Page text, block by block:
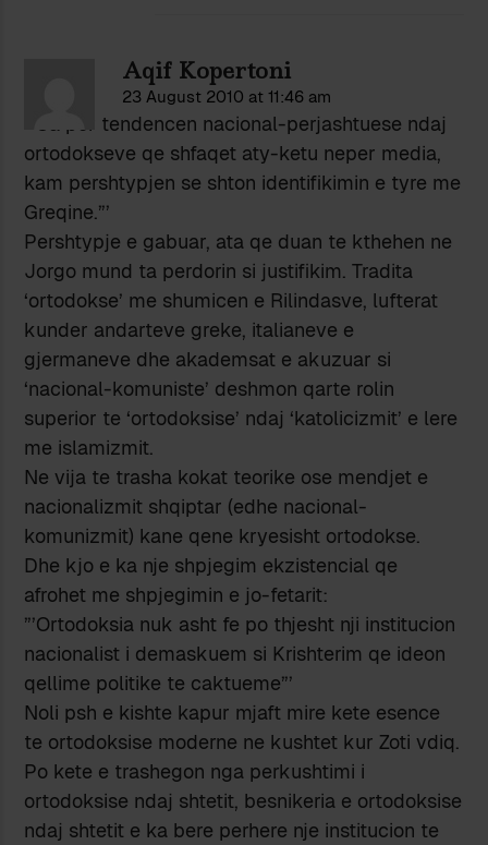
Aqif Kopertoni
23 August 2010 at 11:46 am
”’Sa per tendencen nacional-perjashtuese ndaj
ortodokseve qe shfaqet aty-ketu neper media,
kam pershtypjen se shton identifikimin e tyre me
Greqine.”’
Pershtypje e gabuar, ata qe duan te kthehen ne
Jorgo mund ta perdorin si justifikim. Tradita
‘ortodokse’ me shumicen e Rilindasve, lufterat
kunder andarteve greke, italianeve e
gjermaneve dhe akademsat e akuzuar si
‘nacional-komuniste’ deshmon qarte rolin
superior te ‘ortodoksise’ ndaj ‘katolicizmit’ e lere
me islamizmit.
Ne vija te trasha kokat teorike ose mendjet e
nacionalizmit shqiptar (edhe nacional-
komunizmit) kane qene kryesisht ortodokse.
Dhe kjo e ka nje shpjegim ekzistencial qe
afrohet me shpjegimin e jo-fetarit:
”’Ortodoksia nuk asht fe po thjesht nji institucion
nacionalist i demaskuem si Krishterim qe ideon
qellime politike te caktueme”’
Noli psh e kishte kapur mjaft mire kete esence
te ortodoksise moderne ne kushtet kur Zoti vdiq.
Po kete e trashegon nga perkushtimi i
ortodoksise ndaj shtetit, besnikeria e ortodoksise
ndaj shtetit e ka bere perhere nje institucion te